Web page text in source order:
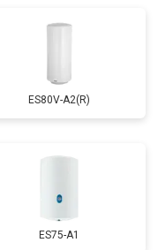
ES80V-A2(R)
ES75-A1